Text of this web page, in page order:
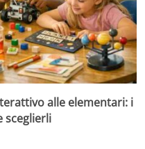
alle elementari: i
sceglierli